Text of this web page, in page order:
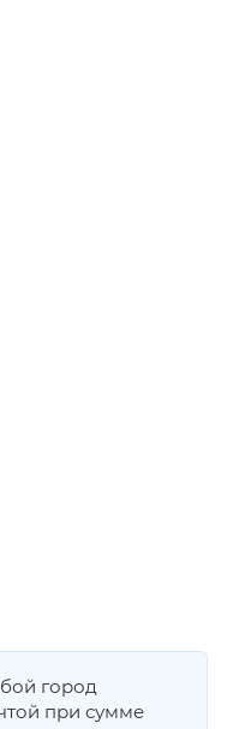
город
при сумме